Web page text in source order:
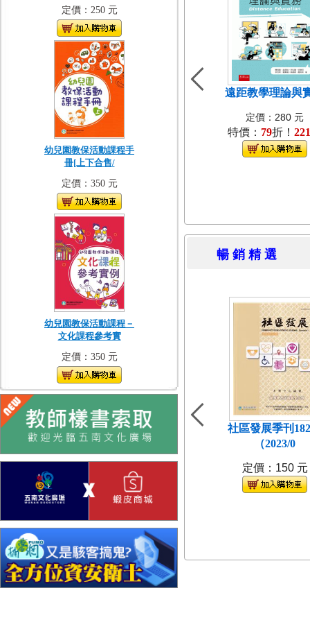
定價：250 元
幼兒園教保活動課程手
冊[上下合售/
定價：350 元
幼兒園教保活動課程－
文化課程參考實
定價：350 元
遠距教學理論與
定價：280 元
特價： 79折！ 221
暢 銷 精
社區發展季刊
（2023/0
定價：150 元